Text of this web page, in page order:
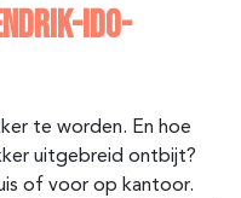
IDO-
te worden. En hoe
uitgebreid ontbijt?
of voor op kantoor.